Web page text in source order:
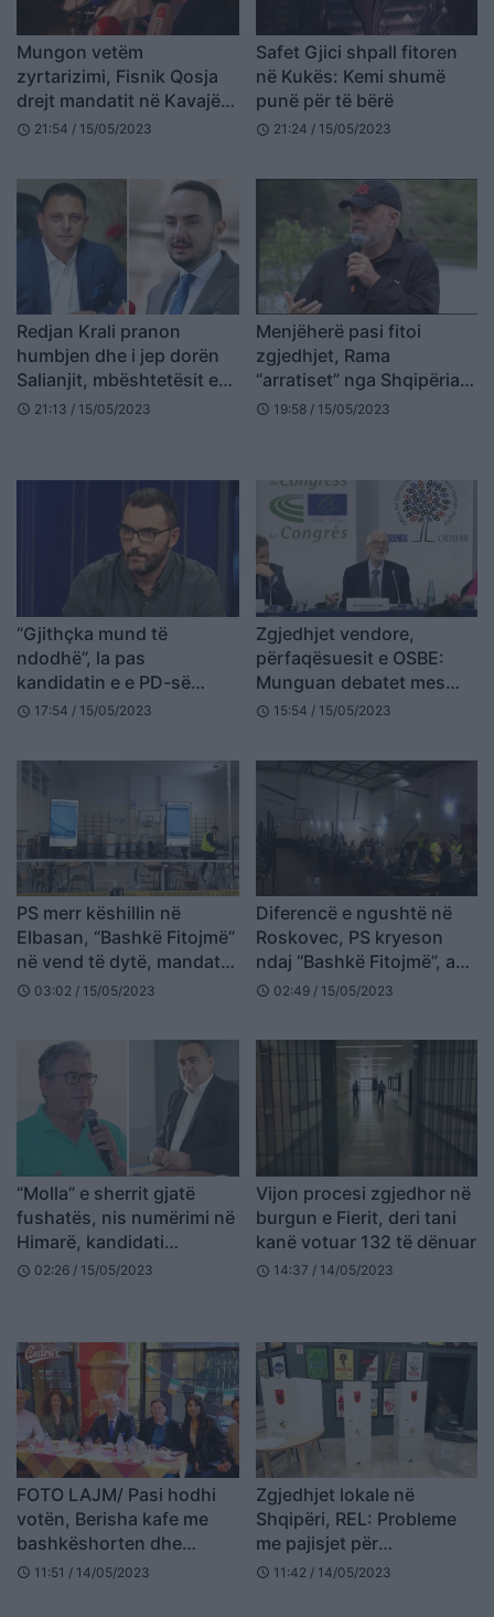
Mungon vetëm
zyrtarizimi, Fisnik Qosja
drejt mandatit në Kavajë:
Qytetarët votuan kundër
schedule 21:54 / 15/05/2023
Safet Gjici shpall fitoren
në Kukës: Kemi shumë
punë për të bërë
schedule 21:24 / 15/05/2023
Redjan Krali pranon
humbjen dhe i jep dorën
Salianjit, mbështetësit e
përcjellin duke qarë
schedule 21:13 / 15/05/2023
Menjëherë pasi fitoi
zgjedhjet, Rama
“arratiset” nga Shqipëria,
nesër drejt Islandës
schedule 19:58 / 15/05/2023
“Gjithçka mund të
ndodhë”, la pas
kandidatin e e PD-së
zyrtare në Tiranë, Arlind
schedule 17:54 / 15/05/2023
Zgjedhjet vendore,
përfaqësuesit e OSBE:
Munguan debatet mes
kandidatëve, nuk kishte
schedule 15:54 / 15/05/2023
PS merr këshillin në
Elbasan, “Bashkë Fitojmë”
në vend të dytë, mandate
edhe për Alibeajn
schedule 03:02 / 15/05/2023
Diferencë e ngushtë në
Roskovec, PS kryeson
ndaj “Bashkë Fitojmë”, a
do të përmbyset rezultati?
schedule 02:49 / 15/05/2023
“Molla” e sherrit gjatë
fushatës, nis numërimi në
Himarë, kandidati
socialist kryeson me 94%
schedule 02:26 / 15/05/2023
Vijon procesi zgjedhor në
burgun e Fierit, deri tani
kanë votuar 132 të dënuar
schedule 14:37 / 14/05/2023
FOTO LAJM/ Pasi hodhi
votën, Berisha kafe me
bashkëshorten dhe
fëmijët
schedule 11:51 / 14/05/2023
Zgjedhjet lokale në
Shqipëri, REL: Probleme
me pajisjet për
identifikimin dhe votimin
schedule 11:42 / 14/05/2023